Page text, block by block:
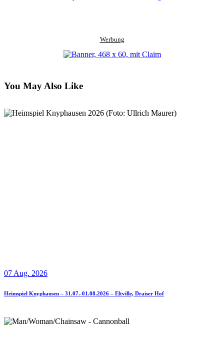
Werbung
You May Also Like
07 Aug. 2026
Heimspiel Knyphausen – 31.07.-01.08.2026 – Eltville, Draiser Hof